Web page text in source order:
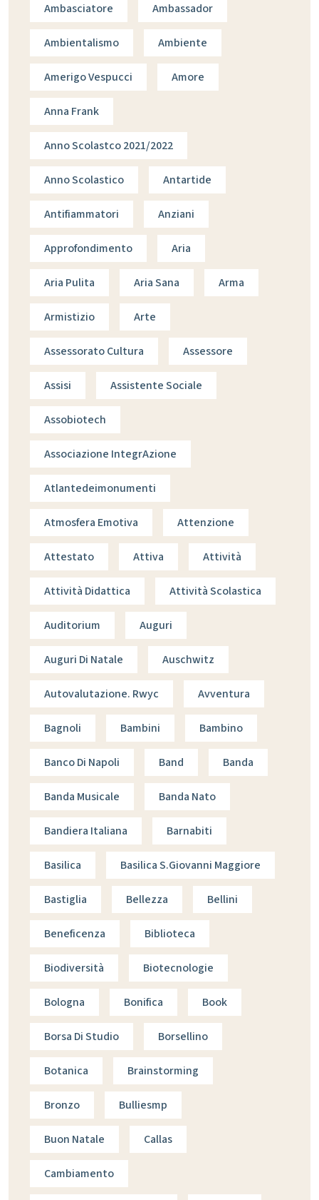
Ambasciatore Ambassador
Ambientalismo Ambiente
Amerigo Vespucci Amore
Anna Frank
Anno Scolastco 2021/2022
Anno Scolastico Antartide
Antifiammatori Anziani
Approfondimento Aria
Aria Pulita Aria Sana Arma
Armistizio Arte
Assessorato Cultura Assessore
Assisi Assistente Sociale
Assobiotech
Associazione IntegrAzione
Atlantedeimonumenti
Atmosfera Emotiva Attenzione
Attestato Attiva Attività
Attività Didattica Attività Scolastica
Auditorium Auguri
Auguri Di Natale Auschwitz
Autovalutazione. Rwyc Avventura
Bagnoli Bambini Bambino
Banco Di Napoli Band Banda
Banda Musicale Banda Nato
Bandiera Italiana Barnabiti
Basilica Basilica S.giovanni Maggiore
Bastiglia Bellezza Bellini
Beneficenza Biblioteca
Biodiversità Biotecnologie
Bologna Bonifica Book
Borsa Di Studio Borsellino
Botanica Brainstorming
Bronzo Bulliesmp
Buon Natale Callas
Cambiamento